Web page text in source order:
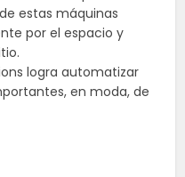
estas máquinas
por el espacio y
logra automatizar
en moda, de